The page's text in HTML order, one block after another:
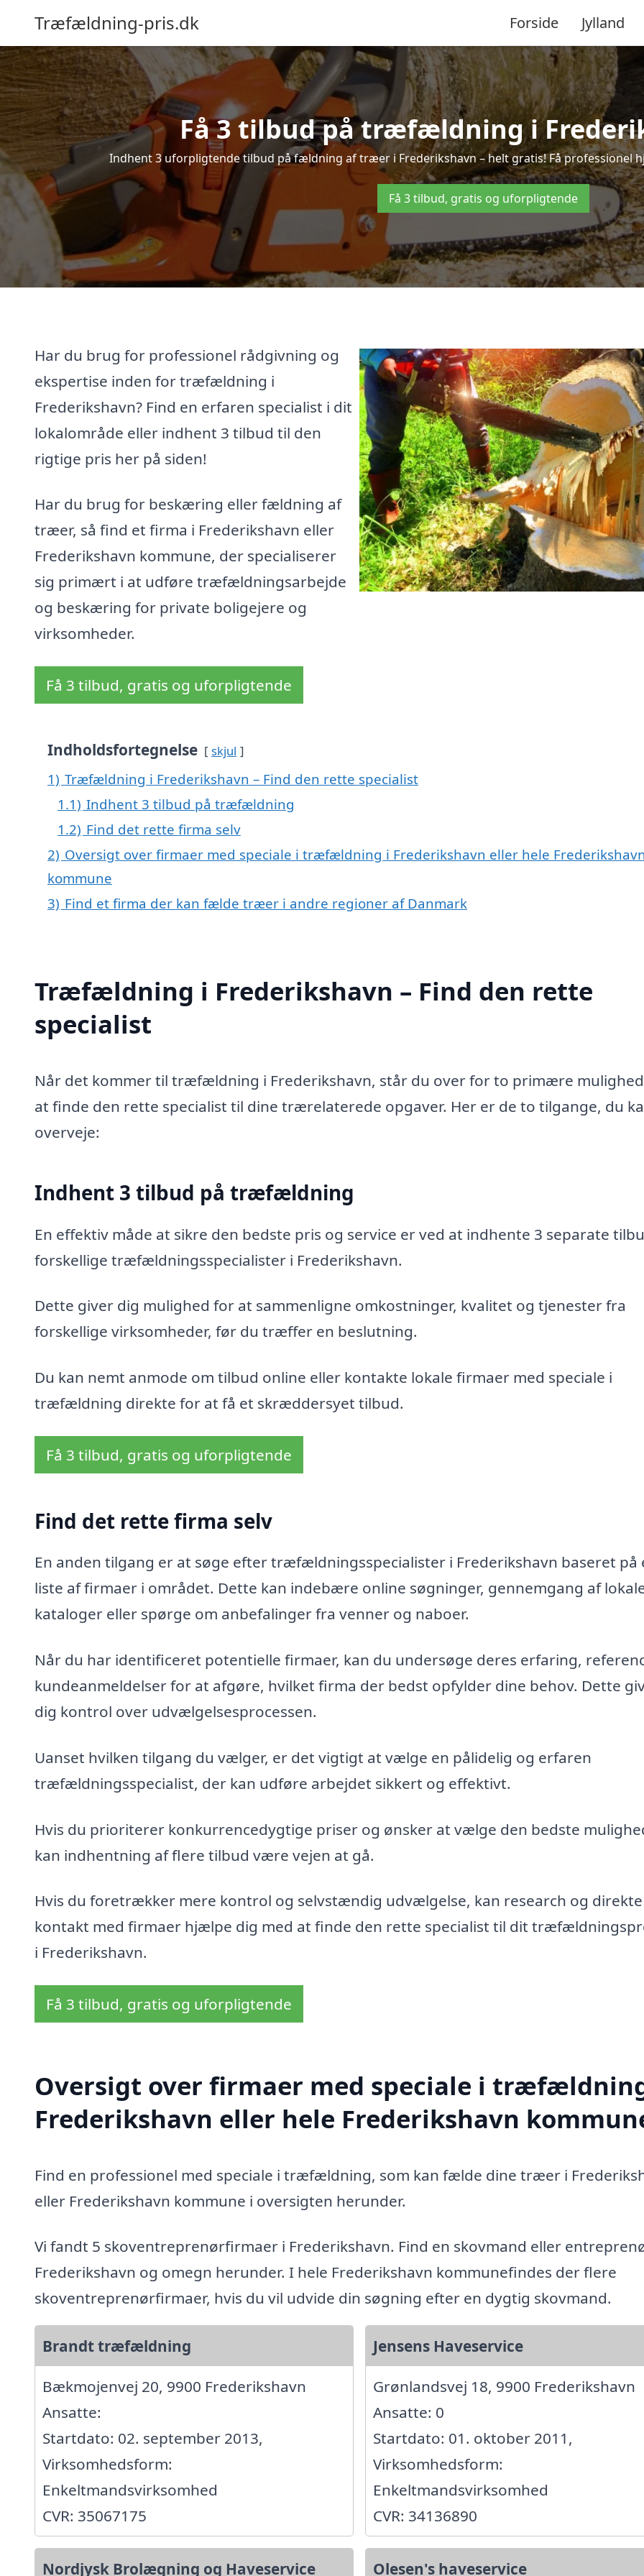
Træfældning-pris.dk Forside Jylland
Få 3 tilbud på træfældning i
Indhent 3 uforpligtende tilbud på fældning af træer i Frederikshavn – helt gratis! Få
Få 3 tilbud, gratis og uforpligtende
Har du brug for professionel rådgivning og
ekspertise inden for træfældning i
Frederikshavn? Find en erfaren specialist i dit
lokalområde eller indhent 3 tilbud til den
rigtige pris her på siden!
Har du brug for beskæring eller fældning af
træer, så find et firma i Frederikshavn eller
Frederikshavn kommune, der specialiserer
sig primært i at udføre træfældningsarbejde
og beskæring for private boligejere og
virksomheder.
Få 3 tilbud, gratis og uforpligtende
Indholdsfortegnelse skjul
1) Træfældning i Frederikshavn – Find den rette specialist
1.1) Indhent 3 tilbud på træfældning
1.2) Find det rette firma selv
2) Oversigt over firmaer med speciale i træfældning i Frederikshavn eller hele
kommune
3) Find et firma der kan fælde træer i andre regioner af Danmark
Træfældning i Frederikshavn – Find den rette
specialist
Når det kommer til træfældning i Frederikshavn, står du over for to primære
at finde den rette specialist til dine trærelaterede opgaver. Her er de to tilgange, du
overveje:
Indhent 3 tilbud på træfældning
En effektiv måde at sikre den bedste pris og service er ved at indhente 3 separate
forskellige træfældningsspecialister i Frederikshavn.
Dette giver dig mulighed for at sammenligne omkostninger, kvalitet og tjenester fra
forskellige virksomheder, før du træffer en beslutning.
Du kan nemt anmode om tilbud online eller kontakte lokale firmaer med speciale i
træfældning direkte for at få et skræddersyet tilbud.
Få 3 tilbud, gratis og uforpligtende
Find det rette firma selv
En anden tilgang er at søge efter træfældningsspecialister i Frederikshavn baseret på
liste af firmaer i området. Dette kan indebære online søgninger, gennemgang af
kataloger eller spørge om anbefalinger fra venner og naboer.
Når du har identificeret potentielle firmaer, kan du undersøge deres erfaring,
kundeanmeldelser for at afgøre, hvilket firma der bedst opfylder dine behov. Dette
dig kontrol over udvælgelsesprocessen.
Uanset hvilken tilgang du vælger, er det vigtigt at vælge en pålidelig og erfaren
træfældningsspecialist, der kan udføre arbejdet sikkert og effektivt.
Hvis du prioriterer konkurrencedygtige priser og ønsker at vælge den bedste
kan indhentning af flere tilbud være vejen at gå.
Hvis du foretrækker mere kontrol og selvstændig udvælgelse, kan research og direkte
kontakt med firmaer hjælpe dig med at finde den rette specialist til dit
i Frederikshavn.
Få 3 tilbud, gratis og uforpligtende
Oversigt over firmaer med speciale i
Frederikshavn eller hele Frederikshavn
Find en professionel med speciale i træfældning, som kan fælde dine træer i
eller Frederikshavn kommune i oversigten herunder.
Vi fandt 5 skoventreprenørfirmaer i Frederikshavn. Find en skovmand eller
Frederikshavn og omegn herunder. I hele Frederikshavn kommunefindes der flere
skoventreprenørfirmaer, hvis du vil udvide din søgning efter en dygtig skovmand.
Brandt træfældning
Bækmojenvej 20, 9900 Frederikshavn
Ansatte:
Startdato: 02. september 2013,
Virksomhedsform:
Enkeltmandsvirksomhed
CVR: 35067175
Jensens Haveservice
Grønlandsvej 18, 9900 Frederikshavn
Ansatte: 0
Startdato: 01. oktober 2011,
Virksomhedsform:
Enkeltmandsvirksomhed
CVR: 34136890
Nordjysk Brolægning og Haveservice Olesen's haveservice